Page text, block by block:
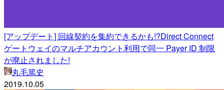
[アップデート] 回線契約を集約できるかも!?Direct Connect
ゲートウェイのマルチアカウント利用で同一 Payer ID 制限
が廃止されました!
丸毛篤史
2019.10.05